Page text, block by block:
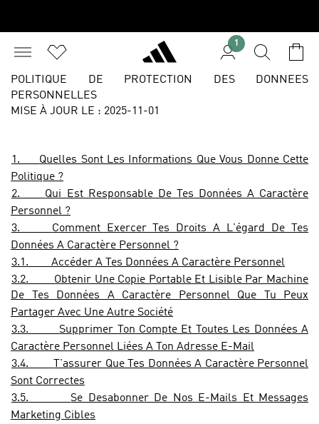
1
POLITIQUE DE PROTECTION DES DONNEES
PERSONNELLES
MISE À JOUR LE : 2025-11-01
1.
Quelles Sont Les Informations Que Vous Donne Cette
Politique ?
2.
Qui Est Responsable De Tes Données A Caractère
Personnel ?
3.
Comment Exercer Tes Droits A L'égard De Tes
Données A Caractère Personnel ?
3.1.
Accéder A Tes Données A Caractère Personnel
3.2.
Obtenir Une Copie Portable Et Lisible Par Machine
De Tes Données A Caractère Personnel Que Tu Peux
Partager Avec Une Autre Société
3.3.
Supprimer Ton Compte Et Toutes Les Données A
Caractère Personnel Liées A Ton Adresse E-Mail
3.4.
T'assurer Que Tes Données A Caractère Personnel
Sont Correctes
3.5.
Se Desabonner De Nos E-Mails Et Messages
Marketing Cibles